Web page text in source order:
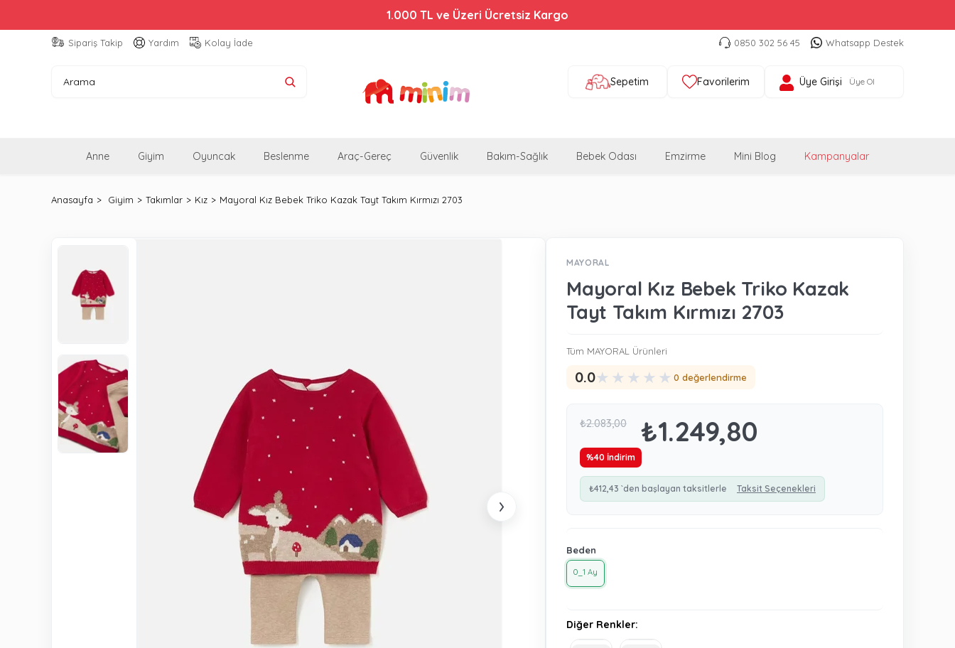
1.000 TL ve Üzeri Ücretsiz Kargo
Sipariş Takip Yardım Kolay İade 0850 302 56 45 Whatsapp Destek
Sepetim Favorilerim Üye Girişi Üye Ol
Anne Giyim Oyuncak Beslenme Araç-Gereç Güvenlik Bakım-Sağlık Bebek Odası Emzirme Mini Blog Kampanyalar
Anasayfa Giyim Takımlar Kız Mayoral Kız Bebek Triko Kazak Tayt Takım Kırmızı 2703
›
MAYORAL
Mayoral Kız Bebek Triko Kazak
Tayt Takım Kırmızı 2703
Tüm MAYORAL Ürünleri
0.0★ ★ ★ ★ ★ 0 değerlendirme
₺2.083,00 ₺1.249,80
%40 İndirim
₺412,43 `den başlayan taksitlerle Taksit Seçenekleri
Beden
0_1 Ay
Diğer Renkler: